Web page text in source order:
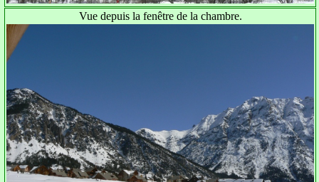
Vue depuis la fenêtre de la chambre.